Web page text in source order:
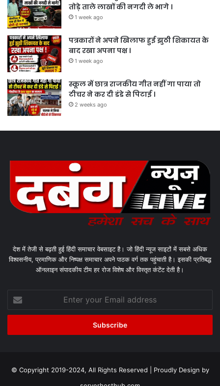
तोड़े ताले लाखों की नगदी ले भागे ।
1 week ago
पत्रकारों ने अपने खिलाफ हुई झुठी शिकायत के
बाद रखा अपना पक्ष ।
1 week ago
स्कूल में छात्र राजकीय गीत नहीं गा पाया तो
टीचर ने कर दी डंडे से पिटाई ।
2 weeks ago
देश में तेजी से बढ़ती हुई हिंदी समाचार वेबसाइट है। जो हिंदी न्यूज साइटों में सबसे अधिक
विश्वसनीय, प्रमाणिक और निष्पक्ष समाचार अपने पाठक वर्ग तक पहुंचाती है। इसकी प्रतिबद्ध
ऑनलाइन संपादकीय टीम हर रोज विशेष और विस्तृत कंटेंट देती है।
your
Email
© Copyright 2019-2024, All Rights Reserved | Proudly Design by